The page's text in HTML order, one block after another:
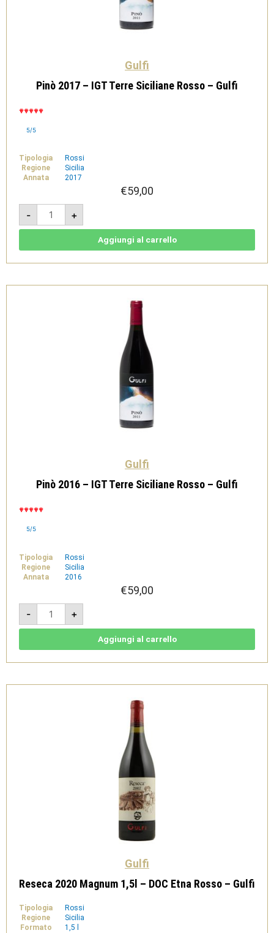
Gulfi
Pinò 2017 – IGT Terre Siciliane Rosso – Gulfi
5/5
Tipologia
Rossi
Regione
Sicilia
Annata
2017
€59,00
-
Pinò
2017
-
IGT
-
+
Aggiungi al carrello
Gulfi
Pinò 2016 – IGT Terre Siciliane Rosso – Gulfi
5/5
Tipologia
Rossi
Regione
Sicilia
Annata
2016
€59,00
-
Pinò
2016
-
IGT
-
+
Aggiungi al carrello
Gulfi
Reseca 2020 Magnum 1,5l – DOC Etna Rosso – Gulfi
Tipologia
Rossi
Regione
Sicilia
Formato
1,5 l